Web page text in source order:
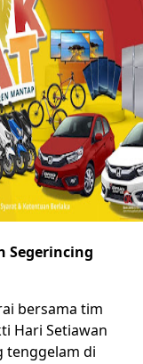
Segerincing
bersama tim
Hari Setiawan
tenggelam di